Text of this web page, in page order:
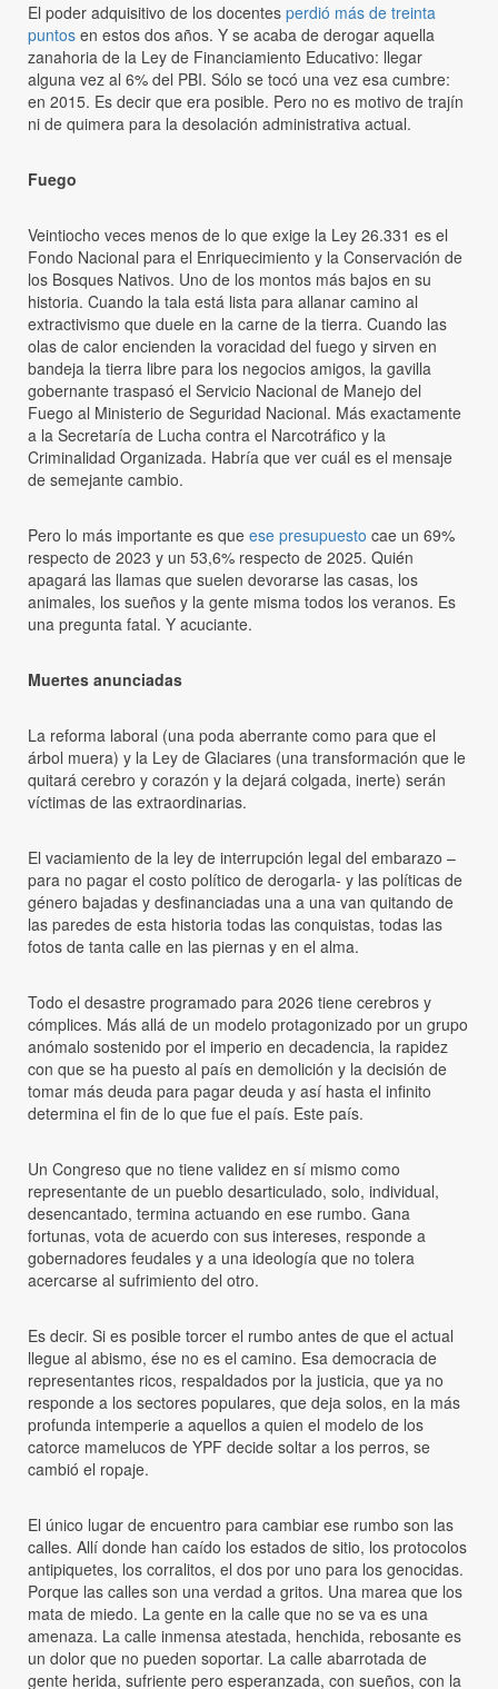
El poder adquisitivo de los docentes perdió más de treinta
puntos en estos dos años. Y se acaba de derogar aquella
zanahoria de la Ley de Financiamiento Educativo: llegar
alguna vez al 6% del PBI. Sólo se tocó una vez esa cumbre:
en 2015. Es decir que era posible. Pero no es motivo de trajín
ni de quimera para la desolación administrativa actual.
Fuego
Veintiocho veces menos de lo que exige la Ley 26.331 es el
Fondo Nacional para el Enriquecimiento y la Conservación de
los Bosques Nativos. Uno de los montos más bajos en su
historia. Cuando la tala está lista para allanar camino al
extractivismo que duele en la carne de la tierra. Cuando las
olas de calor encienden la voracidad del fuego y sirven en
bandeja la tierra libre para los negocios amigos, la gavilla
gobernante traspasó el Servicio Nacional de Manejo del
Fuego al Ministerio de Seguridad Nacional. Más exactamente
a la Secretaría de Lucha contra el Narcotráfico y la
Criminalidad Organizada. Habría que ver cuál es el mensaje
de semejante cambio.
Pero lo más importante es que ese presupuesto cae un 69%
respecto de 2023 y un 53,6% respecto de 2025. Quién
apagará las llamas que suelen devorarse las casas, los
animales, los sueños y la gente misma todos los veranos. Es
una pregunta fatal. Y acuciante.
Muertes anunciadas
La reforma laboral (una poda aberrante como para que el
árbol muera) y la Ley de Glaciares (una transformación que le
quitará cerebro y corazón y la dejará colgada, inerte) serán
víctimas de las extraordinarias.
El vaciamiento de la ley de interrupción legal del embarazo –
para no pagar el costo político de derogarla- y las políticas de
género bajadas y desfinanciadas una a una van quitando de
las paredes de esta historia todas las conquistas, todas las
fotos de tanta calle en las piernas y en el alma.
Todo el desastre programado para 2026 tiene cerebros y
cómplices. Más allá de un modelo protagonizado por un grupo
anómalo sostenido por el imperio en decadencia, la rapidez
con que se ha puesto al país en demolición y la decisión de
tomar más deuda para pagar deuda y así hasta el infinito
determina el fin de lo que fue el país. Este país.
Un Congreso que no tiene validez en sí mismo como
representante de un pueblo desarticulado, solo, individual,
desencantado, termina actuando en ese rumbo. Gana
fortunas, vota de acuerdo con sus intereses, responde a
gobernadores feudales y a una ideología que no tolera
acercarse al sufrimiento del otro.
Es decir. Si es posible torcer el rumbo antes de que el actual
llegue al abismo, ése no es el camino. Esa democracia de
representantes ricos, respaldados por la justicia, que ya no
responde a los sectores populares, que deja solos, en la más
profunda intemperie a aquellos a quien el modelo de los
catorce mamelucos de YPF decide soltar a los perros, se
cambió el ropaje.
El único lugar de encuentro para cambiar ese rumbo son las
calles. Allí donde han caído los estados de sitio, los protocolos
antipiquetes, los corralitos, el dos por uno para los genocidas.
Porque las calles son una verdad a gritos. Una marea que los
mata de miedo. La gente en la calle que no se va es una
amenaza. La calle inmensa atestada, henchida, rebosante es
un dolor que no pueden soportar. La calle abarrotada de
gente herida, sufriente pero esperanzada, con sueños, con la